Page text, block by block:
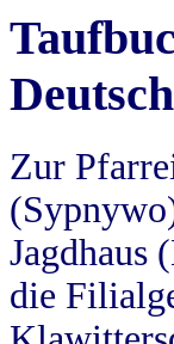
Zur
Jagdhaus
die